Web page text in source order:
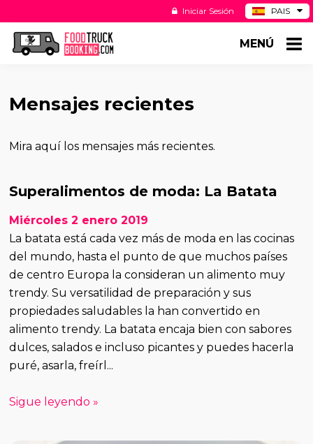
PAIS
DE
Iniciar Sesión
MENÚ
Mensajes recientes
Mira aquí los mensajes más recientes.
Superalimentos de moda: La Batata
Miércoles 2 enero 2019
La batata está cada vez más de moda en las cocinas
del mundo, hasta el punto de que muchos países
de centro Europa la consideran un alimento muy
trendy. Su versatilidad de preparación y sus
propiedades saludables la han convertido en
alimento trendy. La batata encaja bien con sabores
dulces, salados e incluso picantes y puedes hacerla
puré, asarla, freírl...
Sigue leyendo »